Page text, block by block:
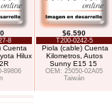
8
Cuenta
Hilux
89806
$6.590
T200-0242-5
Piola (cable) Cuenta
Kilometros, Autos
Sunny E15 15
OEM: 25050-02A05
Taiwán